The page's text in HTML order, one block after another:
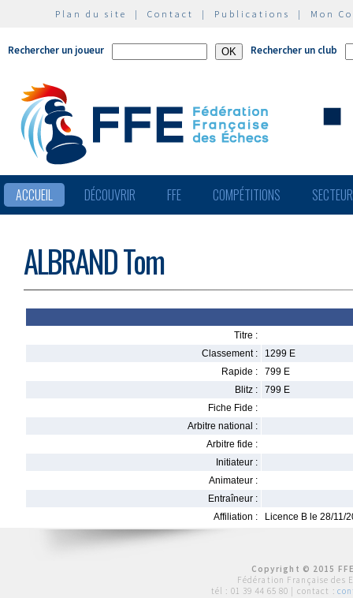
Plan du site | Contact | Publications | Mon
Rechercher un joueur Rechercher un club
ACCUEIL DÉCOUVRIR FFE COMPÉTITIONS
ALBRAND Tom
Titre :
Classement :
1299 E
Rapide :
799 E
Blitz :
799 E
Fiche Fide :
Arbitre national :
Arbitre fide :
Initiateur :
Animateur :
Entraîneur :
Affiliation :
Licence B le 28/11/
Copyright © 2015
Fédération Française des
tél : 01 39 44 65 80 | contact :